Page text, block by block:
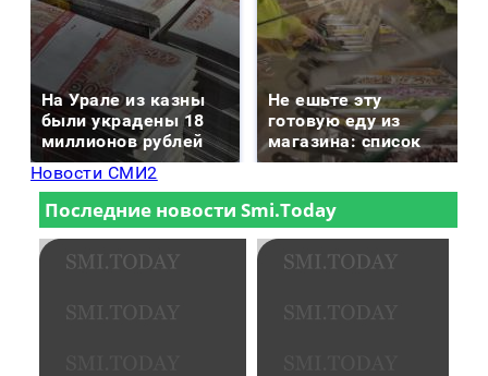
На Урале из казны
были украдены 18
миллионов рублей
Не ешьте эту
готовую еду из
магазина: список
Новости СМИ2